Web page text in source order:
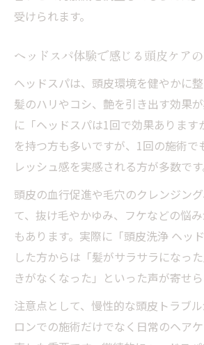
受けられます。
ヘッドスパ体験で感じる頭皮ケア
ヘッドスパは、頭皮環境を健やかに整
髪のハリやコシ、艶を引き出す効果
に「ヘッドスパは1回で効果あります
を持つ方も多いですが、1回の施術で
レッシュ感を実感される方が多数です
頭皮の血行促進や毛穴のクレンジン
て、抜け毛やかゆみ、フケなどの悩
もあります。実際に「頭皮洗浄 ヘッ
した方からは「髪がサラサラになっ
きがなくなった」といった声が寄せら
注意点として、慢性的な頭皮トラブ
ロンでの施術だけでなく日常のヘア